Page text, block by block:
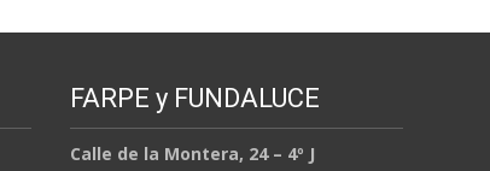
FARPE y FUNDALUCE
Calle de la Montera, 24 – 4º J